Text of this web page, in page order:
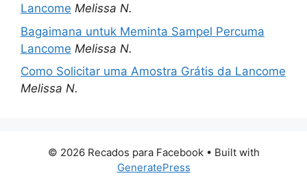
Lancome Melissa N.
Bagaimana untuk Meminta Sampel Percuma
Lancome Melissa N.
Como Solicitar uma Amostra Grátis da Lancome
Melissa N.
© 2026 Recados para Facebook• Built with
GeneratePress